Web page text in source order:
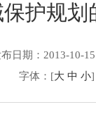
保护规划
日期：2013-10-
字体：[大 中 小]